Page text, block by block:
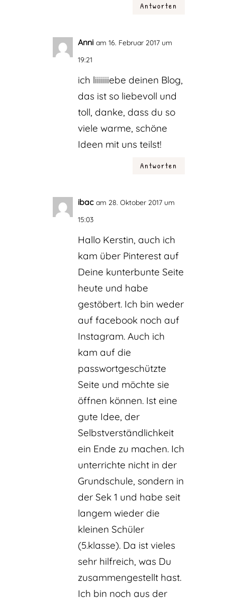
Antworten
Anni am 16. Februar 2017 um
19:21
ich liiiiiiiebe deinen Blog,
das ist so liebevoll und
toll, danke, dass du so
viele warme, schöne
Ideen mit uns teilst!
Antworten
ibac am 28. Oktober 2017 um
15:03
Hallo Kerstin, auch ich
kam über Pinterest auf
Deine kunterbunte Seite
heute und habe
gestöbert. Ich bin weder
auf facebook noch auf
Instagram. Auch ich
kam auf die
passwortgeschützte
Seite und möchte sie
öffnen können. Ist eine
gute Idee, der
Selbstverständlichkeit
ein Ende zu machen. Ich
unterrichte nicht in der
Grundschule, sondern in
der Sek 1 und habe seit
langem wieder die
kleinen Schüler
(5.klasse). Da ist vieles
sehr hilfreich, was Du
zusammengestellt hast.
Ich bin noch aus der